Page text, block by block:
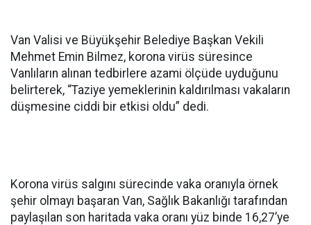
Van Valisi ve Büyükşehir Belediye Başkan Vekili
Mehmet Emin Bilmez, korona virüs süresince
Vanlıların alınan tedbirlere azami ölçüde uyduğunu
belirterek, “Taziye yemeklerinin kaldırılması vakaların
düşmesine ciddi bir etkisi oldu” dedi.
Korona virüs salgını sürecinde vaka oranıyla örnek
şehir olmayı başaran Van, Sağlık Bakanlığı tarafından
paylaşılan son haritada vaka oranı yüz binde 16,27’ye